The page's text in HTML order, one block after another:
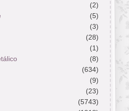
(2)
(5)
(3)
(28)
(1)
(8)
(634)
(9)
(23)
(5743)